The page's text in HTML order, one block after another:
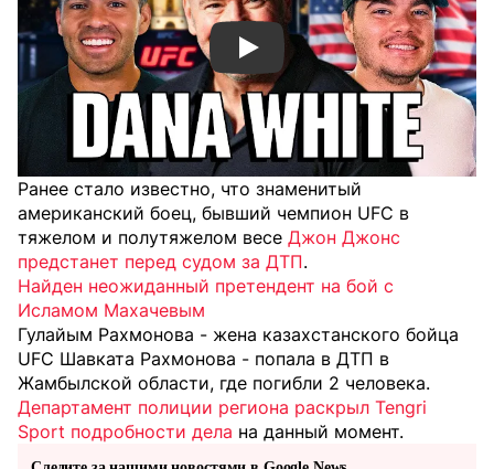
Смотреть видео YouTube
Ранее стало известно, что знаменитый
американский боец, бывший чемпион UFC в
тяжелом и полутяжелом весе Джон Джонс
предстанет перед судом за ДТП.
Найден неожиданный претендент на бой с
Исламом Махачевым
Гулайым Рахмонова - жена казахстанского бойца
UFC Шавката Рахмонова - попала в ДТП в
Жамбылской области, где погибли 2 человека.
Департамент полиции региона раскрыл Tengri
Sport подробности дела на данный момент.